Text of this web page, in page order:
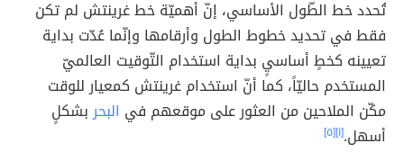
تُحدد خط الطّول الأساسي، إنّ أهميّة خط غرينتش لم تكن
فقط في تحديد خطوط الطول وأرقامها وإنّما عُدّت بداية
تعيينه كخطٍ أساسيٍ بداية استخدام التّوقيت العالميّ
المستخدم حاليّاً، كما أنّ استخدام غرينتش كمعيار للوقت
مكّن الملاحين من العثور على موقعهم في البحربشكلٍ
أسهل.[١] [٥]